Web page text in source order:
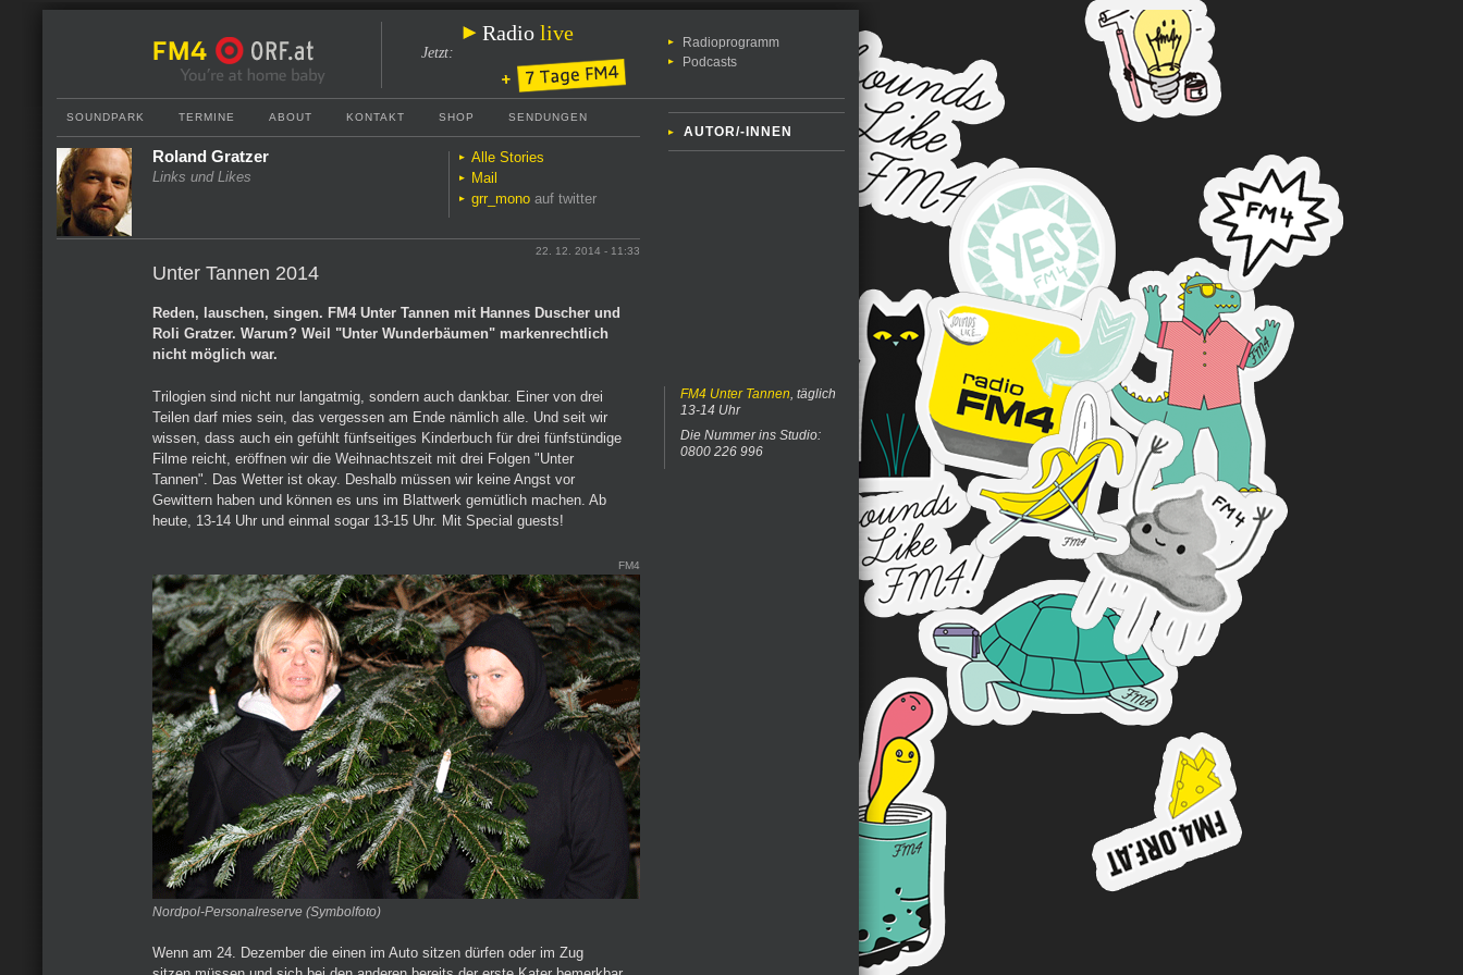
Radio live
Jetzt:
Radioprogramm
Podcasts
AUTOR/-INNEN
SOUNDPARK TERMINE ABOUT KONTAKT SHOP SENDUNGEN
Roland Gratzer
Links und Likes
Alle Stories
Mail
grr_mono auf twitter
22. 12. 2014 - 11:33
Unter Tannen 2014
Reden, lauschen, singen. FM4 Unter Tannen mit Hannes Duscher und
Roli Gratzer. Warum? Weil "Unter Wunderbäumen" markenrechtlich
nicht möglich war.
FM4 Unter Tannen, täglich
13-14 Uhr
Die Nummer ins Studio:
0800 226 996
Trilogien sind nicht nur langatmig, sondern auch dankbar. Einer von drei
Teilen darf mies sein, das vergessen am Ende nämlich alle. Und seit wir
wissen, dass auch ein gefühlt fünfseitiges Kinderbuch für drei fünfstündige
Filme reicht, eröffnen wir die Weihnachtszeit mit drei Folgen "Unter
Tannen". Das Wetter ist okay. Deshalb müssen wir keine Angst vor
Gewittern haben und können es uns im Blattwerk gemütlich machen. Ab
heute, 13-14 Uhr und einmal sogar 13-15 Uhr. Mit Special guests!
FM4
Nordpol-Personalreserve (Symbolfoto)
Wenn am 24. Dezember die einen im Auto sitzen dürfen oder im Zug